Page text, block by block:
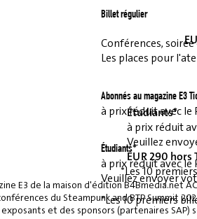
Billet régulier
Conférences,
Les places pour
Abonnés au magazine E3
à prix réduit avec le
Étudiants*
à prix réduit avec le
Veuillez envoyer
*Les 10 premiers
Étudiants*
à prix réduit
Veuillez
EUR 290 hors
*Les 10
E3 de la maison d'édition B4Bmedia.net
du Steampunk and BTP Summit
et des sponsors (partenaires